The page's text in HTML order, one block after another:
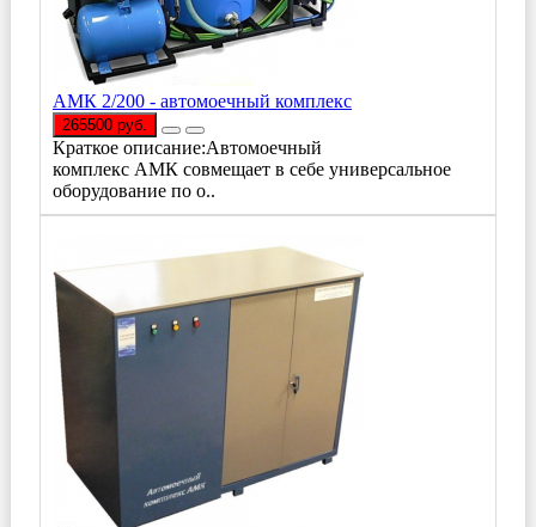
АМК 2/200 - автомоечный комплекс
265500 руб.
Краткое описание:Автомоечный
комплекс АМК совмещает в себе универсальное
оборудование по о..